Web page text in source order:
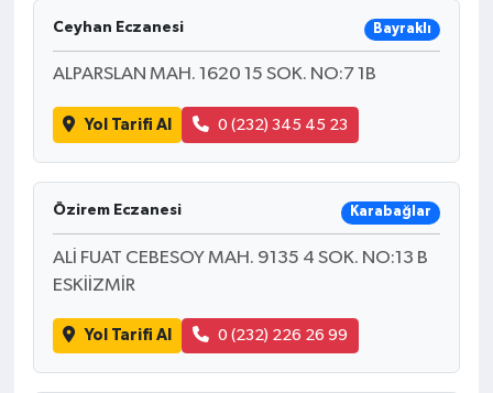
Ceyhan Eczanesi Bayraklı
ALPARSLAN MAH. 1620 15 SOK. NO:7 1B
Yol Tarifi Al 0 (232) 345 45 23
Özirem Eczanesi Karabağlar
ALİ FUAT CEBESOY MAH. 9135 4 SOK. NO:13 B
ESKİİZMİR
Yol Tarifi Al 0 (232) 226 26 99